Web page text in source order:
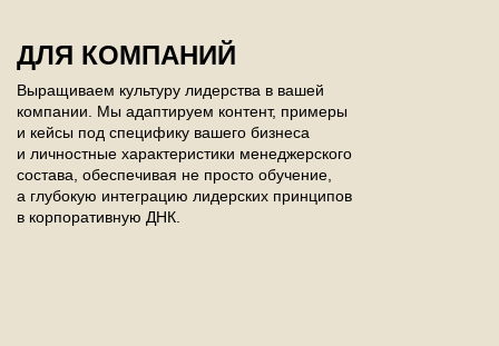
ДЛЯ КОМПАНИЙ
Выращиваем культуру лидерства в вашей
компании. Мы адаптируем контент, примеры
и кейсы под специфику вашего бизнеса
и личностные характеристики менеджерского
состава, обеспечивая не просто обучение,
а глубокую интеграцию лидерских принципов
в корпоративную ДНК.